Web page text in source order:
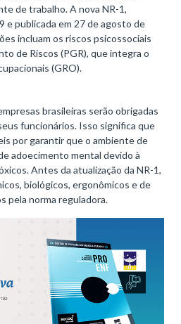
de trabalho. A nova NR-1,
e publicada em 27 de agosto de
incluam os riscos psicossociais
de Riscos (PGR), que integra o
(GRO).
brasileiras serão obrigadas
funcionários. Isso significa que
por garantir que o ambiente de
adoecimento mental devido à
Antes da atualização da NR-1,
biológicos, ergonômicos e de
pela norma reguladora.